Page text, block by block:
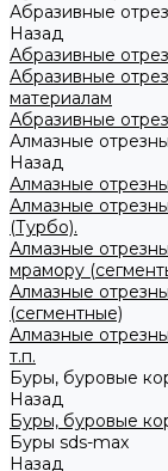
Абразивные
Назад
Абразивные
Абразивные
материалам
Абразивные
Алмазные
Назад
Алмазные
Алмазные
(Турбо).
Алмазные
мрамору
Алмазные
(сегментные)
Алмазные
т.п.
Буры, буровые
Назад
Буры, буровые
Буры sds-max
Назад